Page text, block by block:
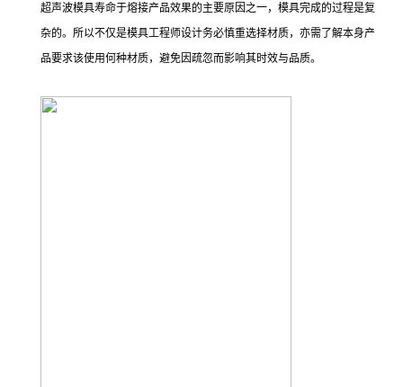
超声波模具寿命于熔接产品效果的主要原因之一，模具完成的过程是复
杂的。所以不仅是模具工程师设计务必慎重选择材质，亦需了解本身产
品要求该使用何种材质，避免因疏忽而影响其时效与品质。